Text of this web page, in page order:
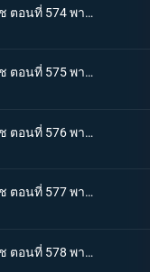
One piece วันพีช ตอนที่ 574 พากย์ไทย สู่นิวเวิลด์! มุ่งไปยังทะเลที่แข็งแกร่งที่สุด
One piece วันพีช ตอนที่ 575 พากย์ไทย ภาคความทะเยอทะยานของเซ็ตโต้ คนยักษ์ตัวน้อย ลินลี่!
One piece วันพีช ตอนที่ 576 พากย์ไทย ภาคความทะเยอทะยานของเซ็ตโต้ กองทัพเรือปริศนาสุดแข็งแกร่งปรากฏตัว!
One piece วันพีช ตอนที่ 577 พากย์ไทย ภาคความทะเยอทะยานของเซ็ตโต้ ! แผนหลบหนีครั้งยิ่งใหญ่ถวายชีวิต!
One piece วันพีช ตอนที่ 578 พากย์ไทย ภาคความทะเยอทะยานของเซ็ตโต้ ลูฟี่ ปะทะ ชูโซะ!